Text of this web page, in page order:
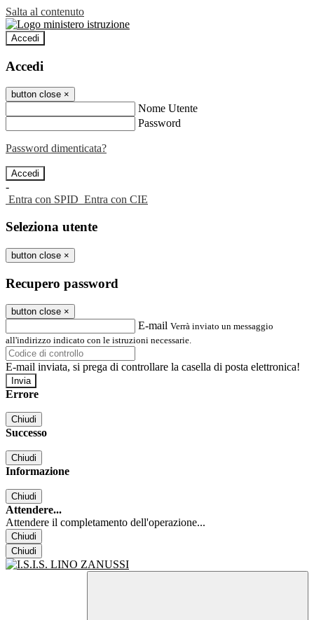
Salta al contenuto
Accedi
Accedi
button close ×
Nome Utente
Password
Password dimenticata?
-
Entra con SPID Entra con CIE
Seleziona utente
button close ×
Recupero password
button close ×
E-mail Verrà inviato un messaggio
all'indirizzo indicato con le istruzioni necessarie.
E-mail inviata, si prega di controllare la casella di posta elettronica!
Errore
Chiudi
Successo
Chiudi
Informazione
Chiudi
Attendere...
Attendere il completamento dell'operazione...
Chiudi
Chiudi